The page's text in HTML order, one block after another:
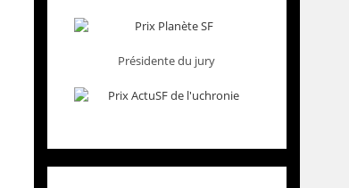
Présidente du jury